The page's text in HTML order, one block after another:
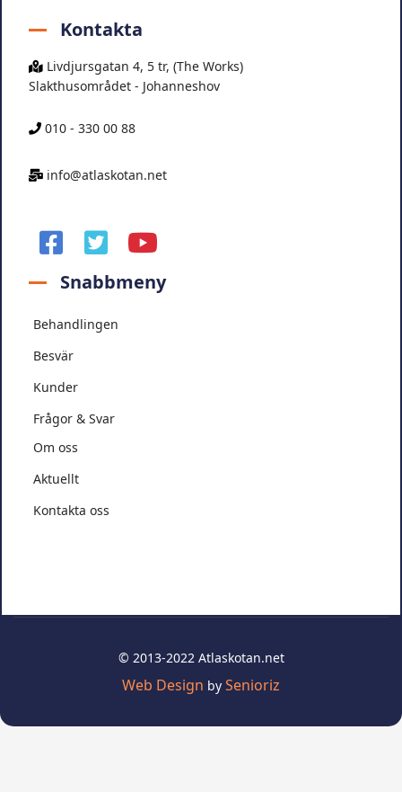
Kontakta
Livdjursgatan 4, 5 tr, (The Works)
Slakthusområdet - Johanneshov
010 - 330 00 88
info@atlaskotan.net
facebook
twitter
youtube
Snabbmeny
Behandlingen
Besvär
Kunder
Frågor & Svar
Om oss
Aktuellt
Kontakta oss
© 2013-2022 Atlaskotan.net
Web Design by Senioriz